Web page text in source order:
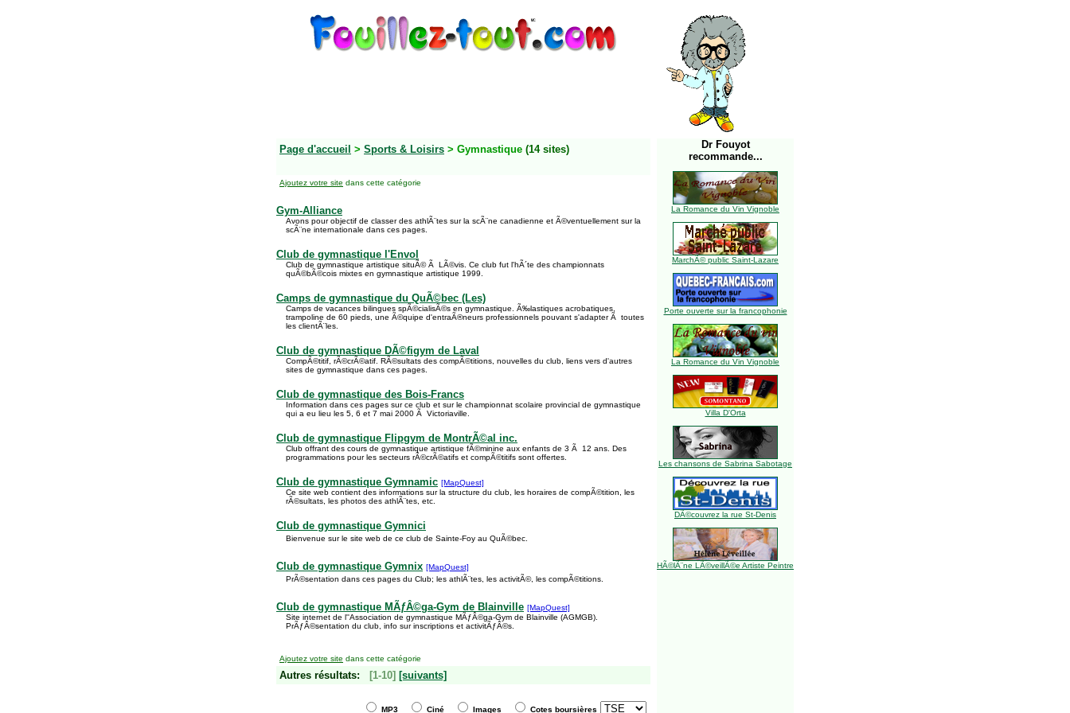
Page d'accueil > Sports & Loisirs > Gymnastique (14 sites)
Ajoutez votre site dans cette catégorie
Gym-Alliance
Avons pour objectif de classer des athlÃ¨tes sur la scÃ¨ne canadienne et Ã©ventuellement sur la
scÃ¨ne internationale dans ces pages.
Club de gymnastique l'Envol
Club de gymnastique artistique situÃ© Ã LÃ©vis. Ce club fut l'hÃ´te des championnats
quÃ©bÃ©cois mixtes en gymnastique artistique 1999.
Camps de gymnastique du QuÃ©bec (Les)
Camps de vacances bilingues spÃ©cialisÃ©s en gymnastique. Ã‰lastiques acrobatiques,
trampoline de 60 pieds, une Ã©quipe d'entraÃ®neurs professionnels pouvant s'adapter Ã toutes
les clientÃ¨les.
Club de gymnastique DÃ©figym de Laval
CompÃ©titif, rÃ©crÃ©atif. RÃ©sultats des compÃ©titions, nouvelles du club, liens vers d'autres
sites de gymnastique dans ces pages.
Club de gymnastique des Bois-Francs
Information dans ces pages sur ce club et sur le championnat scolaire provincial de gymnastique
qui a eu lieu les 5, 6 et 7 mai 2000 Ã Victoriaville.
Club de gymnastique Flipgym de MontrÃ©al inc.
Club offrant des cours de gymnastique artistique fÃ©minine aux enfants de 3 Ã 12 ans. Des
programmations pour les secteurs rÃ©crÃ©atifs et compÃ©titifs sont offertes.
Club de gymnastique Gymnamic [MapQuest]
Ce site web contient des informations sur la structure du club, les horaires de compÃ©tition, les
rÃ©sultats, les photos des athlÃ¨tes, etc.
Club de gymnastique Gymnici
Bienvenue sur le site web de ce club de Sainte-Foy au QuÃ©bec.
Club de gymnastique Gymnix [MapQuest]
PrÃ©sentation dans ces pages du Club; les athlÃ¨tes, les activitÃ©, les compÃ©titions.
Club de gymnastique MÃƒÂ©ga-Gym de Blainville [MapQuest]
Site internet de l''Association de gymnastique MÃƒÂ©ga-Gym de Blainville (AGMGB).
PrÃƒÂ©sentation du club, info sur inscriptions et activitÃƒÂ©s.
Dr Fouyot
recommande...
La Romance du Vin Vignoble
MarchÃ© public Saint-Lazare
Porte ouverte sur la francophonie
La Romance du Vin Vignoble
Villa D'Orta
Les chansons de Sabrina Sabotage
DÃ©couvrez la rue St-Denis
HÃ©lÃ¨ne LÃ©veillÃ©e Artiste Peintre
Ajoutez votre site dans cette catégorie
Autres résultats: [1-10] [suivants]
MP3 Ciné Images Cotes boursières